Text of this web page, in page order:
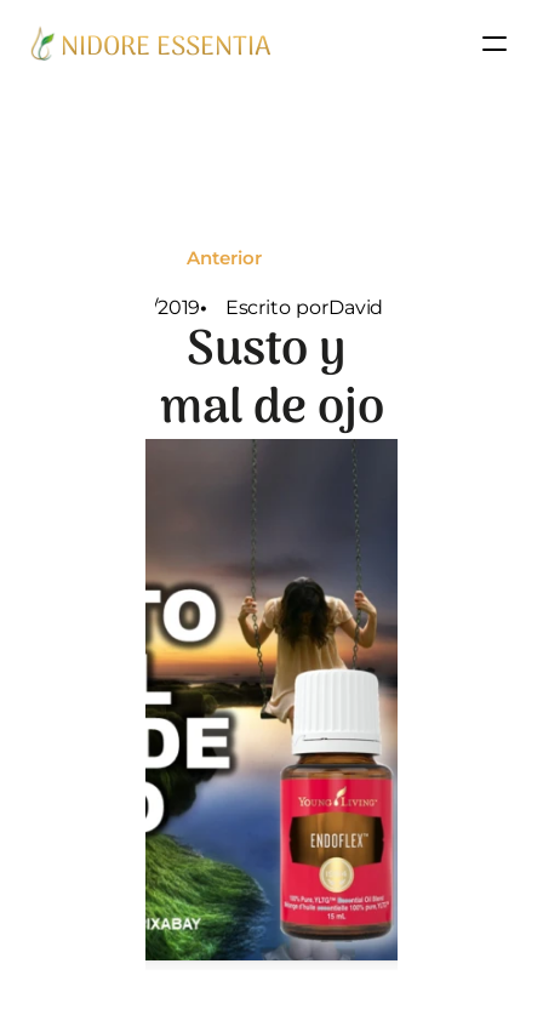
NIDORE ESSENTIA
Anterior
08/28/2019• Escrito porDavid Flores
Susto y
mal de ojo